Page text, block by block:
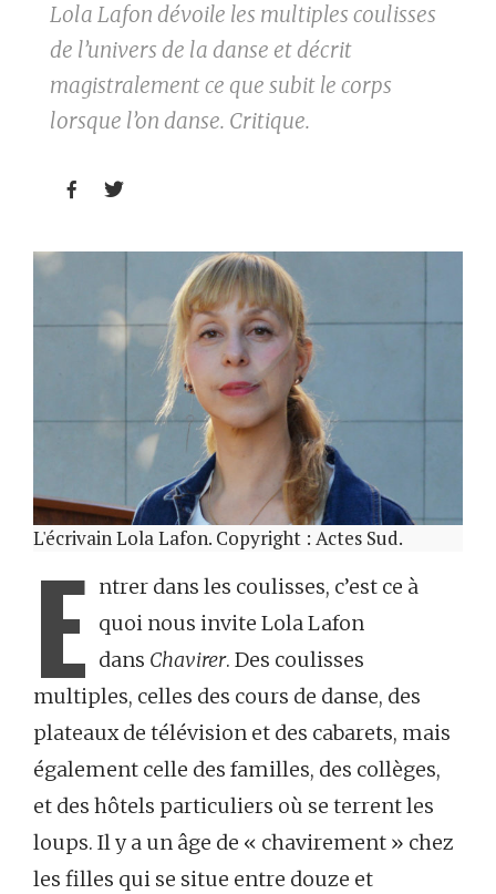
Lola Lafon dévoile les multiples coulisses
de l’univers de la danse et décrit
magistralement ce que subit le corps
lorsque l’on danse. Critique.
 
L'écrivain Lola Lafon. Copyright : Actes Sud.
E ntrer dans les coulisses, c’est ce à
quoi nous invite Lola Lafon
dans Chavirer. Des coulisses
multiples, celles des cours de danse, des
plateaux de télévision et des cabarets, mais
également celle des familles, des collèges,
et des hôtels particuliers où se terrent les
loups. Il y a un âge de « chavirement » chez
les filles qui se situe entre douze et